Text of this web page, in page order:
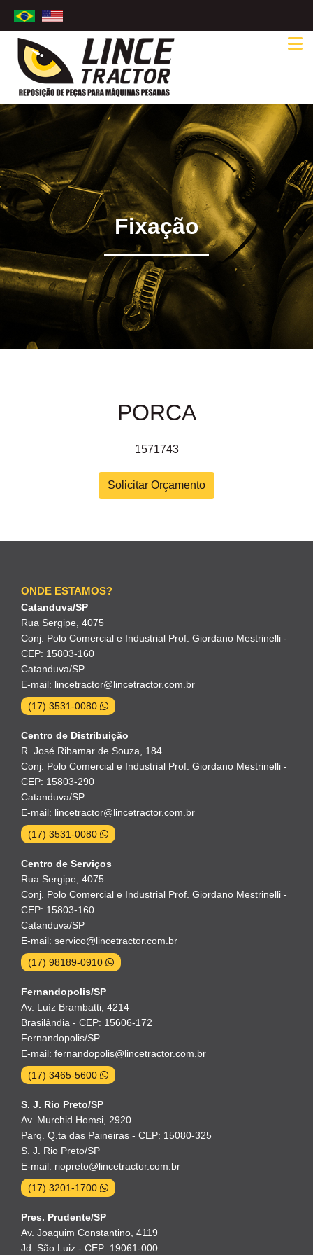
Fixação
PORCA
1571743
Solicitar Orçamento
ONDE ESTAMOS?
Catanduva/SP
Rua Sergipe, 4075
Conj. Polo Comercial e Industrial Prof. Giordano Mestrinelli -
CEP: 15803-160
Catanduva/SP
E-mail: lincetractor@lincetractor.com.br
(17) 3531-0080
Centro de Distribuição
R. José Ribamar de Souza, 184
Conj. Polo Comercial e Industrial Prof. Giordano Mestrinelli -
CEP: 15803-290
Catanduva/SP
E-mail: lincetractor@lincetractor.com.br
(17) 3531-0080
Centro de Serviços
Rua Sergipe, 4075
Conj. Polo Comercial e Industrial Prof. Giordano Mestrinelli -
CEP: 15803-160
Catanduva/SP
E-mail: servico@lincetractor.com.br
(17) 98189-0910
Fernandopolis/SP
Av. Luíz Brambatti, 4214
Brasilândia - CEP: 15606-172
Fernandopolis/SP
E-mail: fernandopolis@lincetractor.com.br
(17) 3465-5600
S. J. Rio Preto/SP
Av. Murchid Homsi, 2920
Parq. Q.ta das Paineiras - CEP: 15080-325
S. J. Rio Preto/SP
E-mail: riopreto@lincetractor.com.br
(17) 3201-1700
Pres. Prudente/SP
Av. Joaquim Constantino, 4119
Jd. São Luiz - CEP: 19061-000